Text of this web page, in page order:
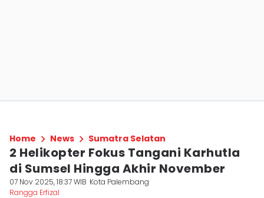
Home News Sumatra Selatan
2 Helikopter Fokus Tangani Karhutla
di Sumsel Hingga Akhir November
07 Nov 2025, 18:37 WIB Kota Palembang
Rangga Erfizal